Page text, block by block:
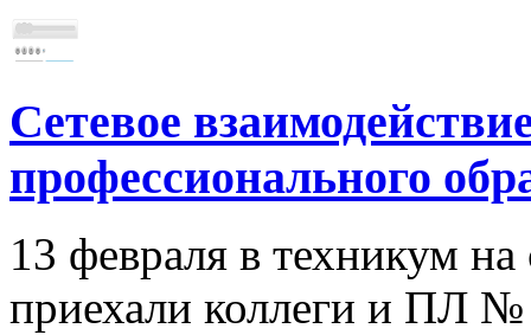
Сетевое
профессионального
13 февраля в техникум
приехали коллеги и ПЛ